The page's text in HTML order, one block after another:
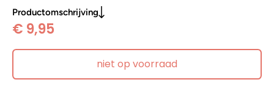
Productomschrijving
€ 9,95
niet op voorraad